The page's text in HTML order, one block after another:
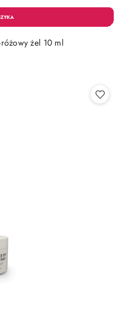
żel 10 ml